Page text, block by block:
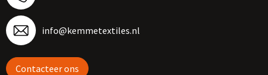
info@kemmetextiles.nl
Contacteer ons